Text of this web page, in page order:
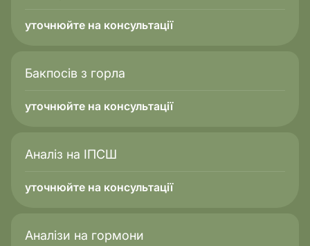
уточнюйте на консультації
Бакпосів з горла
уточнюйте на консультації
Аналіз на ІПСШ
уточнюйте на консультації
Аналізи на гормони